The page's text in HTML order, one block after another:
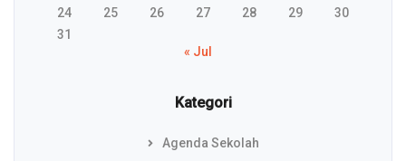
24
25 26 27 28 29
30
31
« Jul
Kategori
Agenda Sekolah